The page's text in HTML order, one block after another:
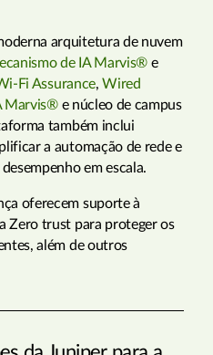
arquitetura de nuvem
de IA Marvis®e
Fi Assurance,Wired
Marvis®e núcleo de campus
também inclui
a automação de rede e
em escala.
oferecem suporte à
Zero trust para proteger os
além de outros